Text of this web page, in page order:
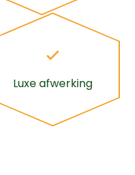
Luxe afwerking